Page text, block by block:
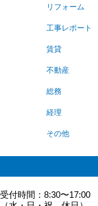
リフォーム
工事レポート
賃貸
不動産
総務
経理
その他
受付時間：8:30〜17:00